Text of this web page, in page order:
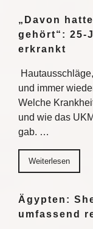
„Davon
gehört“: 25-
erkrankt
und immer
Welche
und wie das
gab. …
Weiterlesen
Ägypten:
umfassend